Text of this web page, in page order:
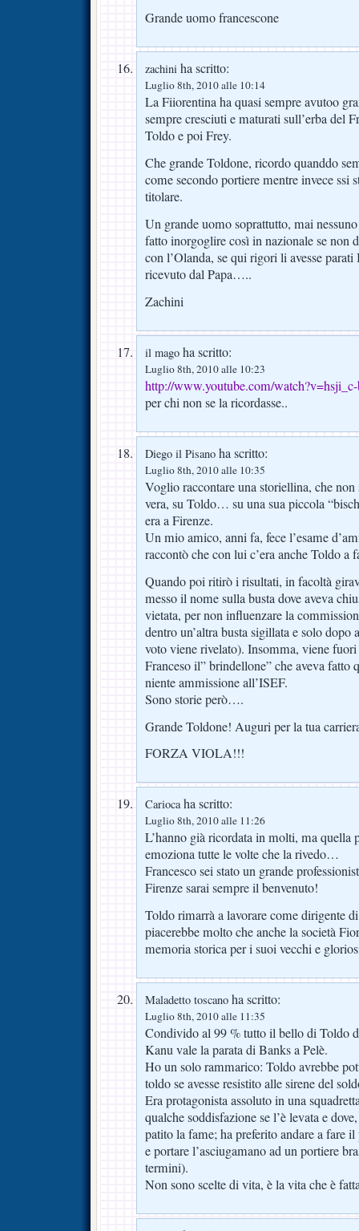
Grande uomo francescone
zachini ha scritto:
Luglio 8th, 2010 alle 10:14
La Fiiorentina ha quasi sempre avutoo
sempre cresciuti e maturati sull’erba del
Toldo e poi Frey.
Che grande Toldone, ricordo quanddo
come secondo portiere mentre invece ssi
titolare.
Un grande uomo soprattutto, mai
fatto inorgoglire così in nazionale se non
con l’Olanda, se qui rigori li avesse
ricevuto dal Papa…..
Zachini
il mago ha scritto:
Luglio 8th, 2010 alle 10:23
http://www.youtube.com/
per chi non se la ricordasse..
Diego il Pisano ha scritto:
Luglio 8th, 2010 alle 10:35
Voglio raccontare una storiellina, che non
vera, su Toldo… su una sua piccola
era a Firenze.
Un mio amico, anni fa, fece l’esame
raccontò che con lui c’era anche Toldo a
Quando poi ritirò i risultati, in facoltà
messo il nome sulla busta dove aveva
vietata, per non influenzare la
dentro un’altra busta sigillata e solo dopo
voto viene rivelato). Insomma, viene
Franceso il” brindellone” che aveva fatto
niente ammissione all’ISEF.
Sono storie però….
Grande Toldone! Auguri per la tua
FORZA VIOLA!!!
Cariocaha scritto:
Luglio 8th, 2010 alle 11:26
L’hanno già ricordata in molti, ma quella
emoziona tutte le volte che la rivedo…
Francesco sei stato un grande
Firenze sarai sempre il benvenuto!
Toldo rimarrà a lavorare come dirigente
piacerebbe molto che anche la società
memoria storica per i suoi vecchi e
Maladetto toscano ha scritto:
Luglio 8th, 2010 alle 11:35
Condivido al 99 % tutto il bello di Toldo
Kanu vale la parata di Banks a Pelè.
Ho un solo rammarico: Toldo avrebbe
toldo se avesse resistito alle sirene del
Era protagonista assoluto in una
qualche soddisfazione se l’è levata e
patito la fame; ha preferito andare a fare
e portare l’asciugamano ad un portiere
termini).
Non sono scelte di vita, è la vita che è